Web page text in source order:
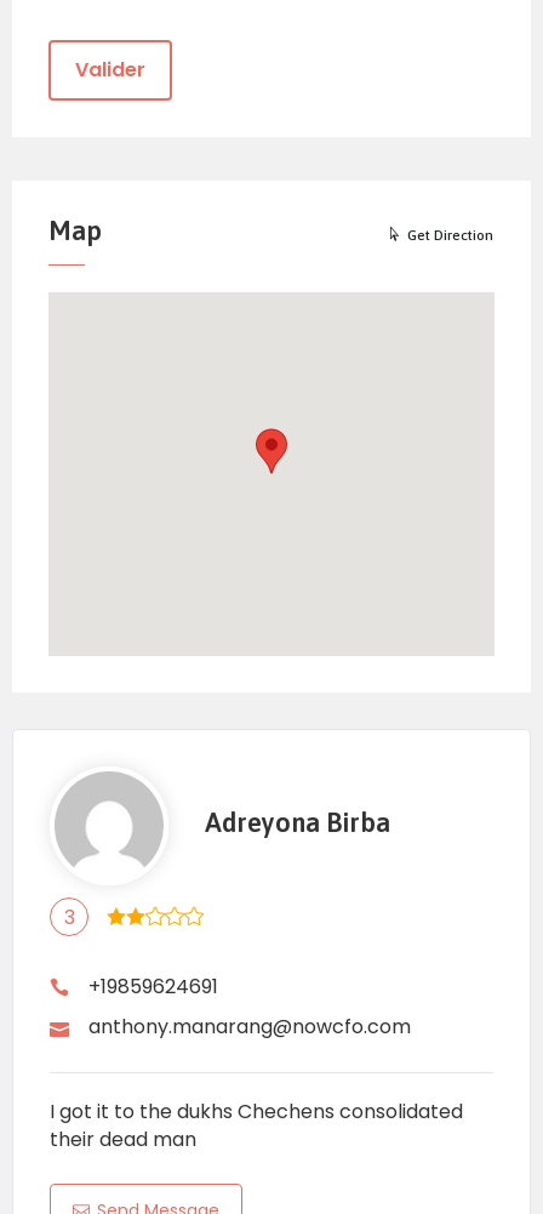
Map Get Direction
Adreyona Birba
3
+19859624691
anthony.manarang@nowcfo.com
I got it to the dukhs Chechens consolidated
their dead man